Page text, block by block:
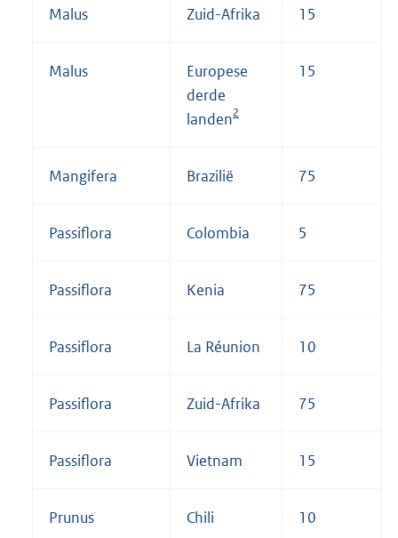
Malus Zuid-Afrika 15
Malus
Europese
derde
landen2
15
Mangifera Brazilië 75
Passiflora Colombia 5
Passiflora Kenia 75
Passiflora La Réunion 10
Passiflora Zuid-Afrika 75
Passiflora Vietnam 15
Prunus Chili 10